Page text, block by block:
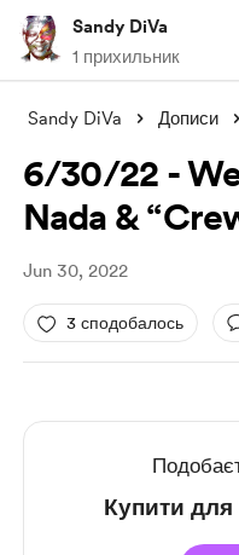
Sandy DiVa
1 прихильник
Sandy DiVa Дописи
6/30/22 -
Nada &
Jun 30, 2022
3 сподобалось
Купити для